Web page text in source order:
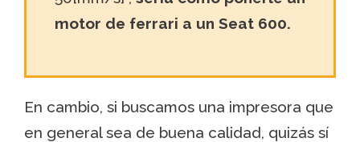
motor de ferrari a un Seat 600.
En cambio, si buscamos una impresora que
en general sea de buena calidad, quizás sí